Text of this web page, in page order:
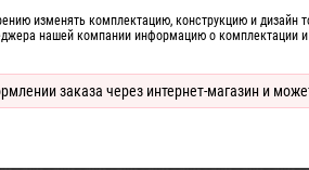
изменять комплектацию, конструкцию и дизайн
нашей компании информацию о комплектации и
заказа через интернет-магазин и